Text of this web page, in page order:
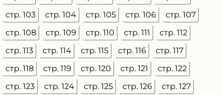
стр. 103
стр. 104 стр. 105 стр. 106
стр. 107
стр. 108
стр. 109 стр. 110 стр. 111
стр. 112
стр. 113
стр. 114 стр. 115 стр. 116
стр. 117
стр. 118
стр. 119 стр. 120 стр. 121
стр. 122
стр. 123
стр. 124 стр. 125 стр. 126
стр. 127